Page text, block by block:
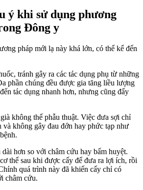
ý khi sử dụng phương
Đông y
pháp mới lạ này khá lớn, có thể kể đến
tránh gây ra các tác dụng phụ từ những
phần chúng đều được gia tăng liều lượng
tác dụng nhanh hơn, nhưng cũng đẩy
không thể phẫu thuật. Việc đưa sợi chỉ
và không gây đau đớn hay phức tạp như
hơn so với châm cứu hay bấm huyệt.
thể sau khi được cấy để đưa ra lợi ích, rồi
quá trình này đã khiến cấy chỉ có
châm cứu.